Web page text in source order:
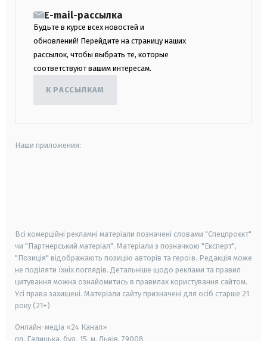
E-mail-рассылка
Будьте в курсе всех новостей и
обновлений! Перейдите на страницу наших
рассылок, чтобы выбрать те, которые
соответствуют вашим интересам.
К РАССЫЛКАМ
Наши приложения:
Всі комерційні рекламні матеріали позначені словами "Спецпроєкт"
чи "Партнерський матеріал". Матеріали з позначкою "Експерт",
"Позиція" відображають позицію авторів та героїв. Редакція може
не поділяти їхніх поглядів. Детальніше щодо реклами та правил
цитування можна ознайомитись в правилах користування сайтом.
Усі права захищені. Матеріали сайту призначені для осіб старше 21
року (21+)
Онлайн-медіа «24 Канал»
пл. Галицька, буд. 15, м. Львів, 79008